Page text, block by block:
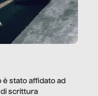
stato affidato ad
scrittura